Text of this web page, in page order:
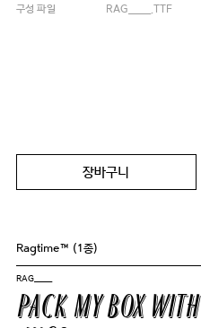
구성 파일
RAG_____.TTF
장바구니
Ragtime™ (1종)
RAG_____
Pack my box